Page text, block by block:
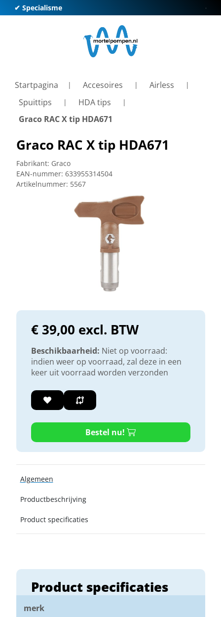
✔ Specialisme ✔
Startpagina Accesoires
Airless
Spuittips
HDA tips
Graco RAC X tip HDA671
Product specificaties
merk
Graco RAC X tip HDA671
Fabrikant: Graco
EAN-nummer: 633955314504
Artikelnummer: 5567
€ 39,00 excl. BTW
Beschikbaarheid: Niet op voorraad:
indien weer op voorraad, zal deze in een
keer uit voorraad worden verzonden
Bestel nu!
Algemeen
Productbeschrijving
Product specificaties